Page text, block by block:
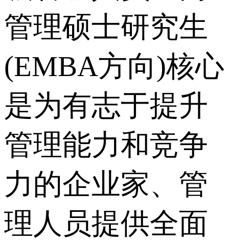
管理硕士研究生
(EMBA方向)核心
是为有志于提升
管理能力和竞争
力的企业家、管
理人员提供全面